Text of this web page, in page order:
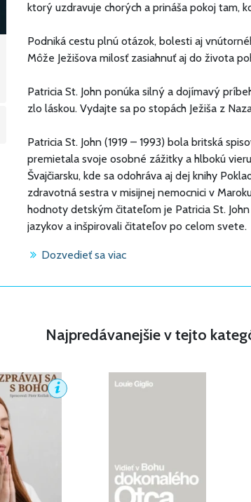
ktorý uzdravuje chorých a prináša pokoj tam,
Podniká cestu plnú otázok, bolesti aj
Môže Ježišova milosť zasiahnuť aj do života
Patricia St. John ponúka silný a dojímavý
zlo láskou. Vydajte sa po stopách Ježiša z
Patricia St. John (1919 – 1993) bola britská
premietala svoje osobné zážitky a hlbokú
Švajčiarsku, kde sa odohráva aj dej knihy
zdravotná sestra v misijnej nemocnici v
hodnoty detským čitateľom je Patricia St.
jazykov a inšpirovali čitateľov po celom svete.
Dozvedieť sa viac
Najpredávanejšie v tejto